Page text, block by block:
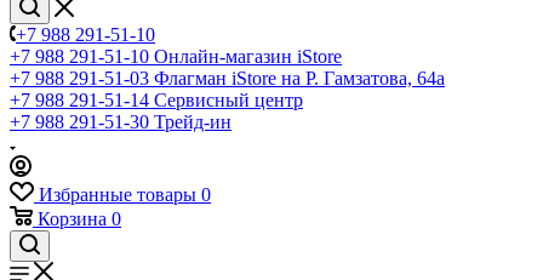
+7 988 291-51-10
+7 988 291-51-10 Онлайн-магазин iStore
+7 988 291-51-03 Флагман iStore на Р. Гамзатова, 64а
+7 988 291-51-14 Сервисный центр
+7 988 291-51-30 Трейд-ин
Избранные товары 0
Корзина 0